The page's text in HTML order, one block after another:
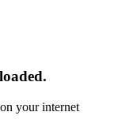
your internet